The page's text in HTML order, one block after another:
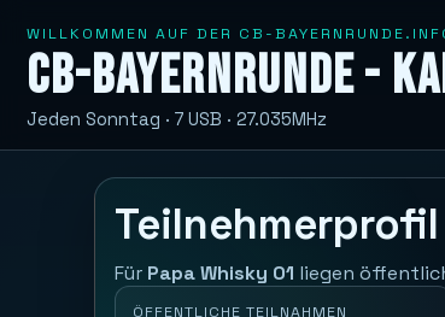
WILLKOMMEN AUF DER CB-
CB-Bayernrunde -
Jeden Sonntag · 7 USB · 27.035MHz
Teilnehmerprofil
Für Papa Whisky 01 liegen
ÖFFENTLICHE TEILNAHMEN